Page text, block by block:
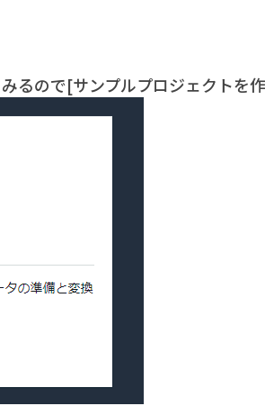
ので[サンプルプロジェクトを作